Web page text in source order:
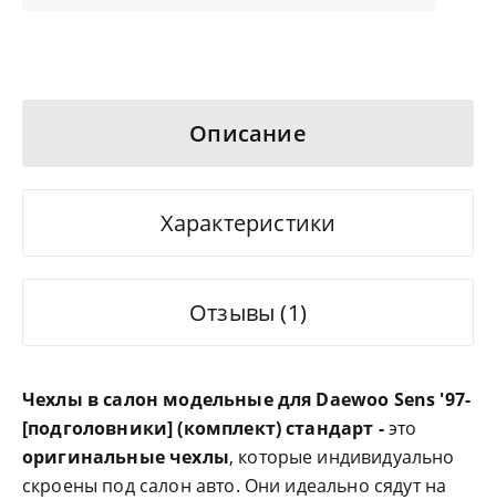
Описание
Характеристики
Отзывы (1)
Чехлы в салон модельные для Daewoo Sens '97-
[подголовники] (комплект) стандарт -это
оригинальные чехлы, которые индивидуально
скроены под салон авто. Они идеально сядут на